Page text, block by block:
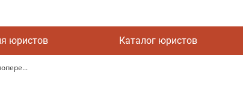
юристов Каталог юристов